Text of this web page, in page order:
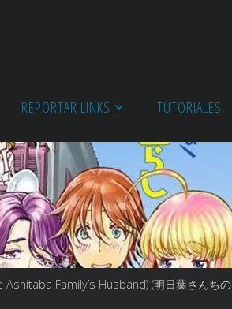
REPORTAR LINKS TUTORIALES
Family’s Husband) (明日葉さんちの